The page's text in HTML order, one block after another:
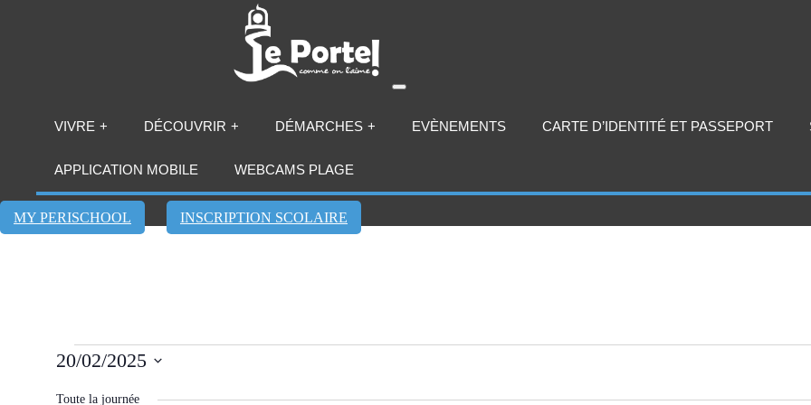
VIVRE DÉCOUVRIR DÉMARCHES EVÈNEMENTS CARTE D’IDENTITÉ ET PASSEPORT
APPLICATION MOBILE WEBCAMS PLAGE
MY PERISCHOOL INSCRIPTION SCOLAIRE
Évènements
20/02/2025
une
Toute la journée